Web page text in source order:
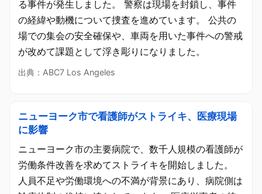
る事件が発生しました。 警察は現場を封鎖し、事件
の経緯や動機について捜査を進めています。 公共の
場での集会の安全確保や、車両を用いた事件への警戒
が改めて課題として浮き彫りになりました。
出典：ABC7 Los Angeles
ニューヨーク市で看護師がストライキ、医療現場
に影響
ニューヨーク市の主要病院で、数千人規模の看護師が
労働条件改善を求めてストライキを開始しました。
人員不足や労働環境への不満が背景にあり、病院側は